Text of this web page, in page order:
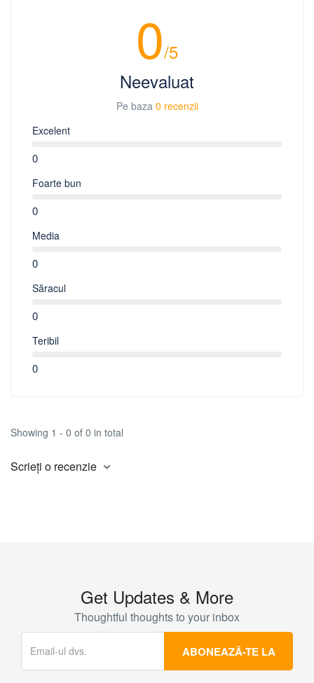
0/5
Neevaluat
Pe baza 0 recenzii
Excelent
0
Foarte bun
0
Media
0
Săracul
0
Teribil
0
Showing 1 - 0 of 0 in total
Scrieți o recenzie
Get Updates & More
Thoughtful thoughts to your inbox